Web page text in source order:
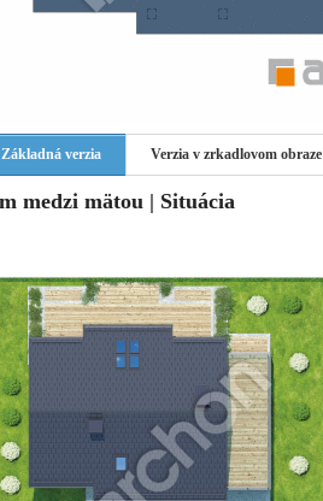
Základná verzia Verzia v zrkadlovom obraze
medzi mätou | Situácia